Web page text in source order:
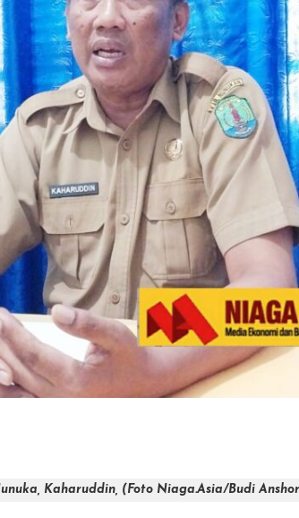
Kaharuddin, (Foto Niaga.Asia/Budi